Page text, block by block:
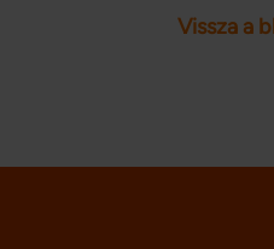
Vissza a